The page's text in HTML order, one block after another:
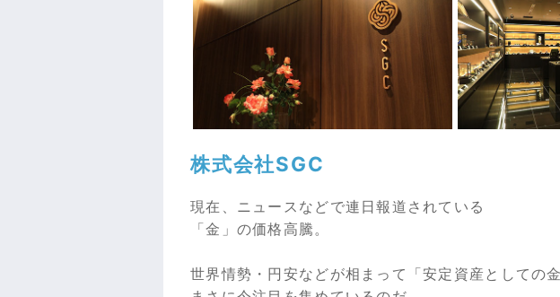
株式会社SGC
現在、ニュースなどで連日報道されている
「金」の価格高騰。
世界情勢・円安などが相まって「安定資産としての